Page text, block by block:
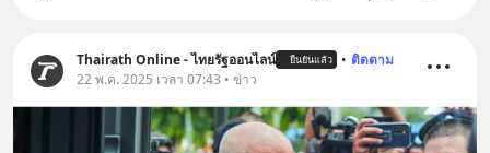
Thairath Online - ไทยรัฐออนไลน์ ยืนยันแล้ว • ติดตาม
22 พ.ค. 2025 เวลา 07:43 • ข่าว